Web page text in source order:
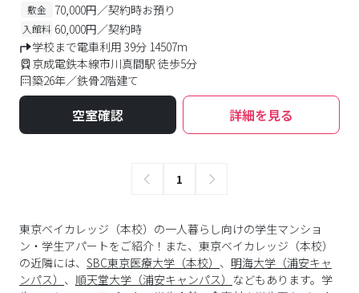
敷金 70,000円／契約時お預り
入館料 60,000円／契約時
学校まで電車利用 39分 14507m
京成電鉄本線市川真間駅 徒歩5分
築26年／鉄骨2階建て
空室確認 詳細を見る
1
東京ベイカレッジ（本校）の一人暮らし向けの学生マンショ
ン・学生アパートをご紹介！また、東京ベイカレッジ（本校）
の近隣には、 SBC東京医療大学（本校） 、 明海大学（浦安キャ
ンパス） 、 順天堂大学（浦安キャンパス） などもあります。学